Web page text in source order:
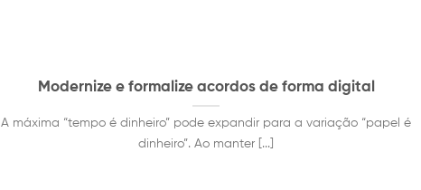
Modernize e formalize acordos de forma digital
A máxima “tempo é dinheiro” pode expandir para a variação “papel é
dinheiro”. Ao manter [...]